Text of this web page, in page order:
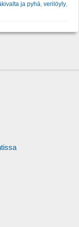
ja pyhä, verilöyly,